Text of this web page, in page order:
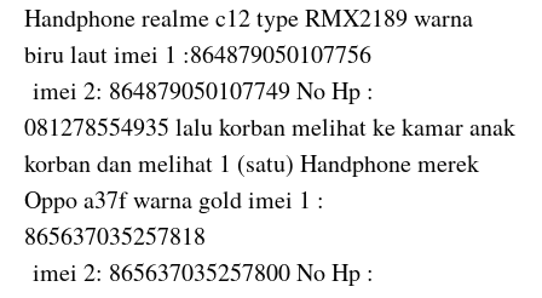
Handphone realme c12 type RMX2189 warna
biru laut imei 1 :864879050107756
imei 2: 864879050107749 No Hp :
081278554935 lalu korban melihat ke kamar anak
korban dan melihat 1 (satu) Handphone merek
Oppo a37f warna gold imei 1 :
865637035257818
imei 2: 865637035257800 No Hp :